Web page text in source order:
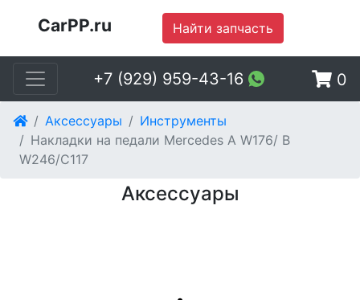
CarPP.ru Найти запчасть
+7 (929) 959-43-16 0
Аксессуары
Инструменты
Накладки на педали Mercedes A W176/ B
W246/C117
Аксессуары